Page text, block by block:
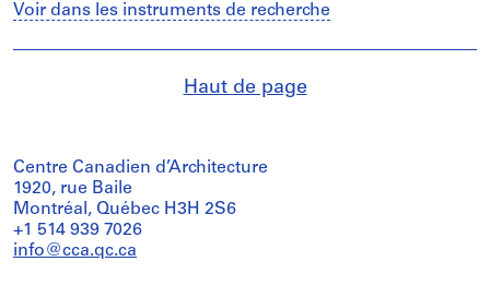
Voir dans les instruments de recherche
Haut de page
Centre Canadien d’Architecture
1920, rue Baile
Montréal, Québec H3H 2S6
+1 514 939 7026
info@cca.qc.ca